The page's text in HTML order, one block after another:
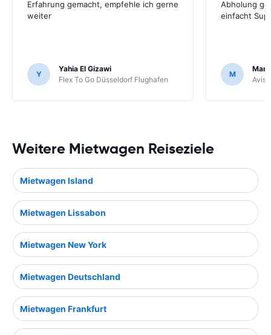
Erfahrung gemacht, empfehle ich gerne
weiter
Y
Yahia El Gizawi
Flex To Go Düsseldorf Flughafen
Abholung
einfacht
M
Avis
Weitere Mietwagen Reiseziele
Mietwagen Island
Mietwagen Lissabon
Mietwagen New York
Mietwagen Deutschland
Mietwagen Frankfurt